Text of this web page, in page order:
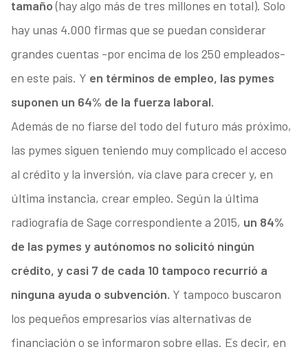
tamaño(hay algo más de tres millones en total). Solo
hay unas 4.000 firmas que se puedan considerar
grandes cuentas -por encima de los 250 empleados-
en este país. Y en términos de empleo, las pymes
suponen un 64% de la fuerza laboral.
Además de no fiarse del todo del futuro más próximo,
las pymes siguen teniendo muy complicado el acceso
al crédito y la inversión, vía clave para crecer y, en
última instancia, crear empleo. Según la última
radiografía de Sage correspondiente a 2015, un 84%
de las pymes y autónomos no solicitó ningún
crédito, y casi 7 de cada 10 tampoco recurrió a
ninguna ayuda o subvención. Y tampoco buscaron
los pequeños empresarios vías alternativas de
financiación o se informaron sobre ellas. Es decir, en